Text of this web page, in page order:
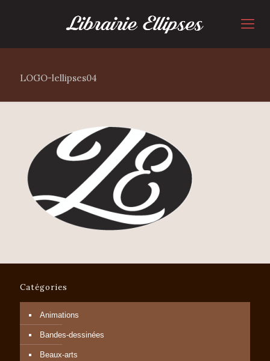
LOGO-lellipses04
Catégories
Animations
Bandes-dessinées
Beaux-arts